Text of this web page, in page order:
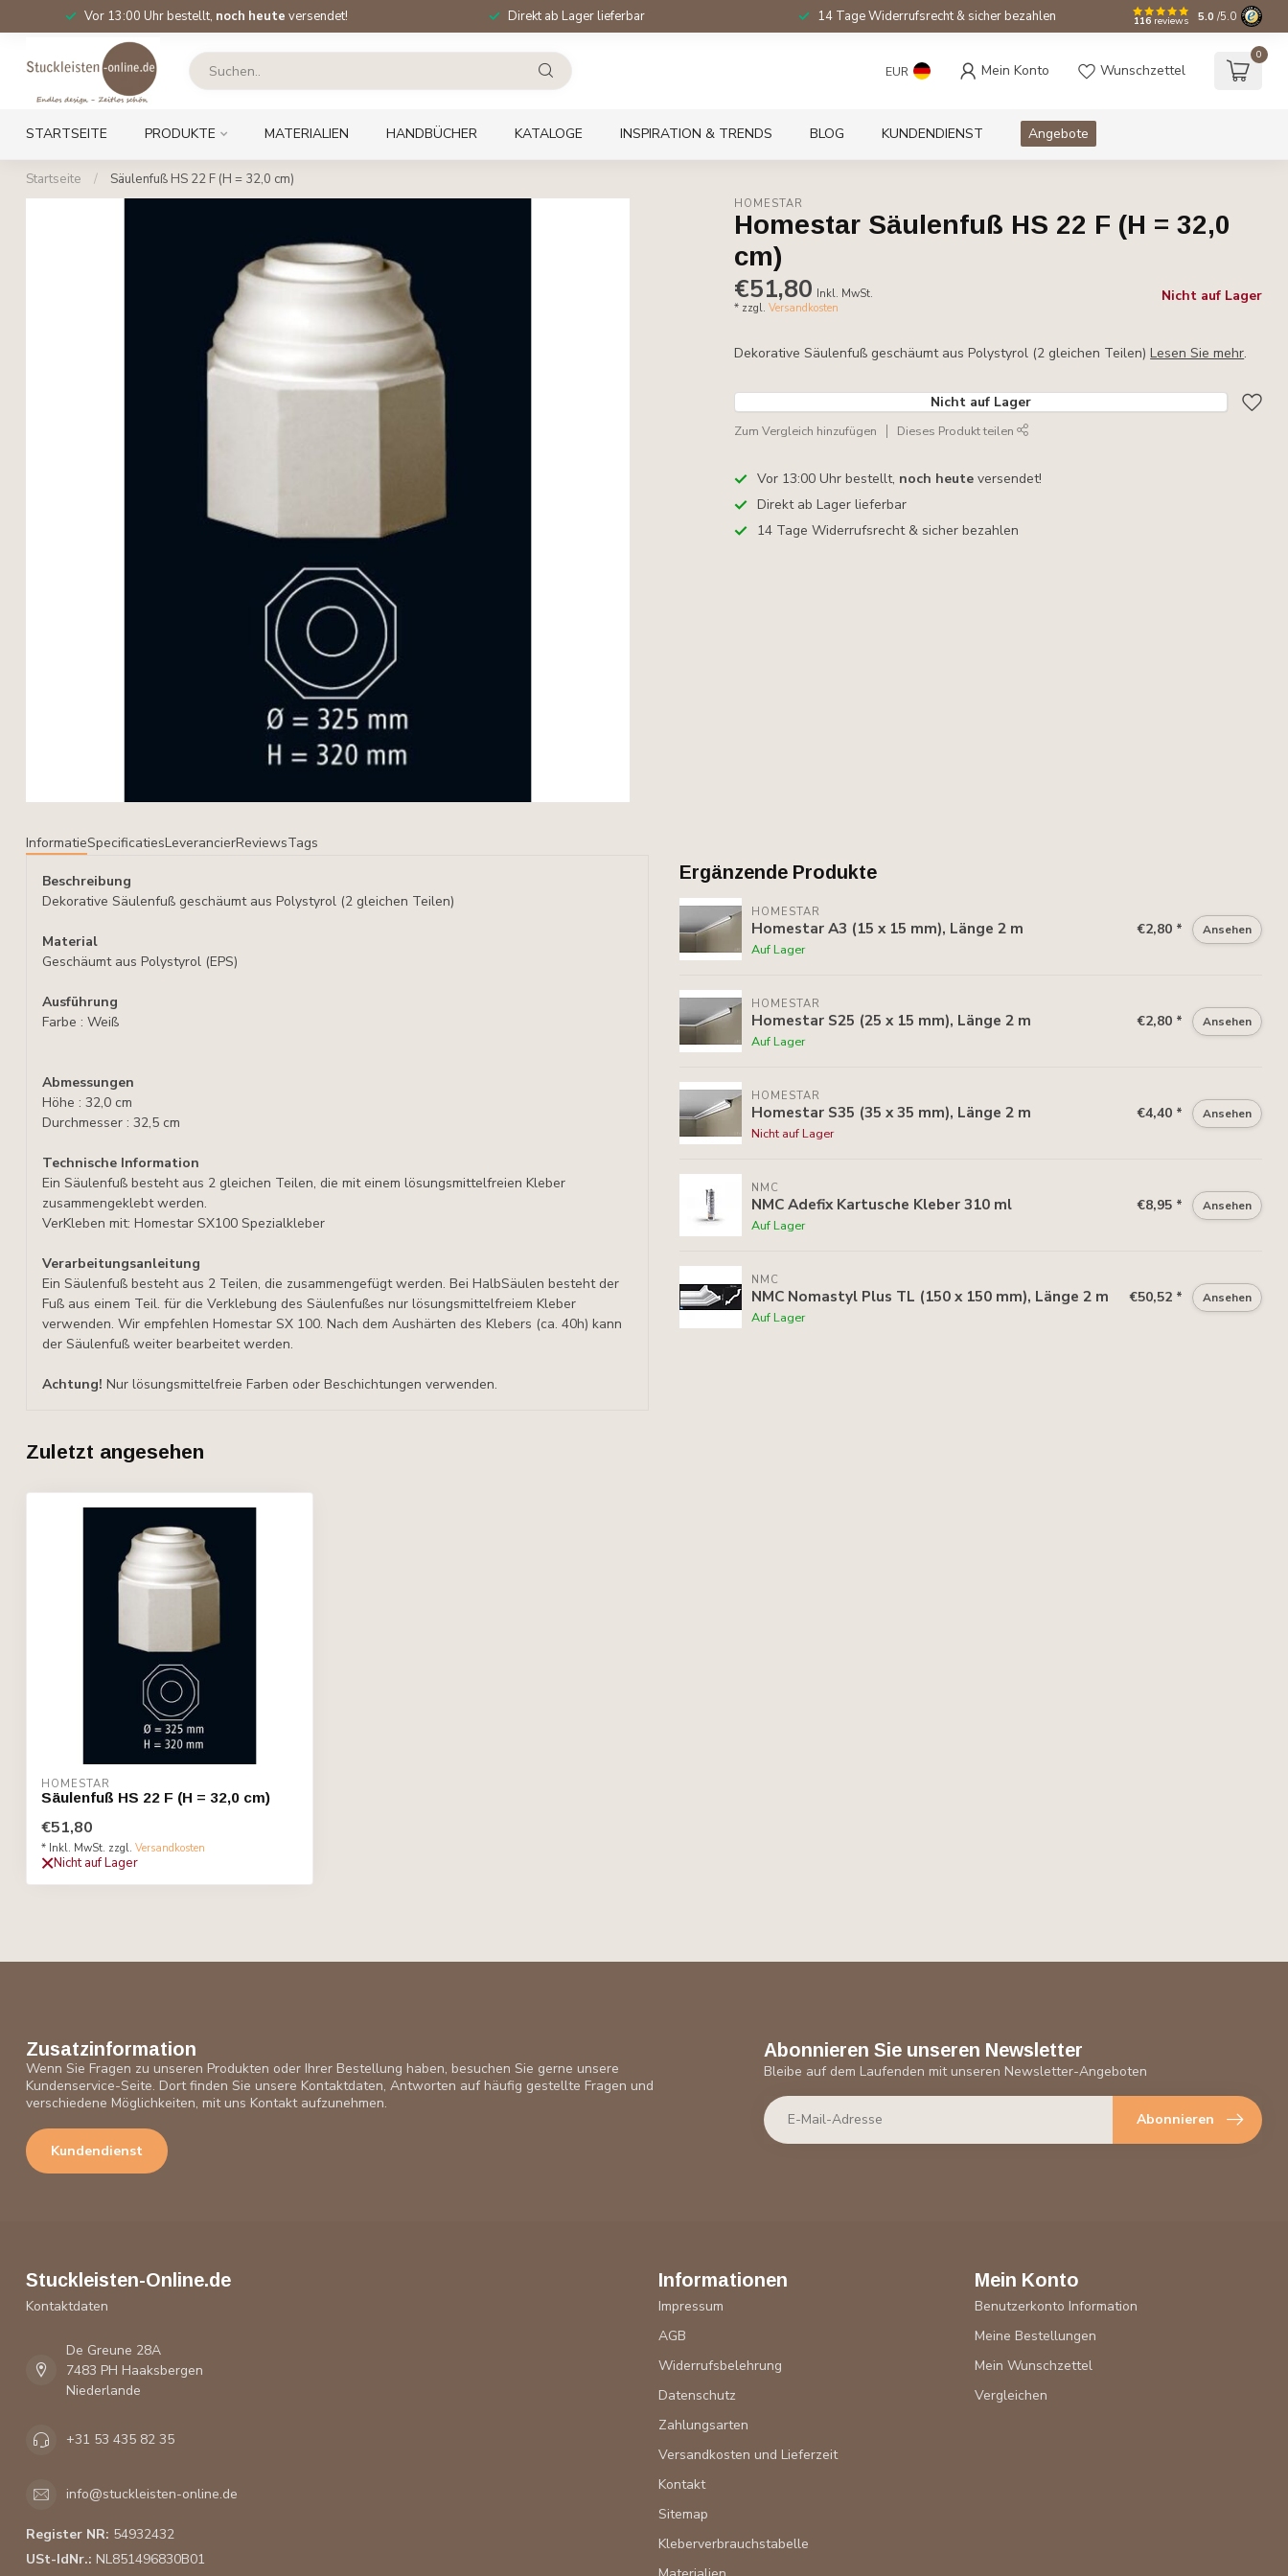
Vor 13:00 Uhr bestellt, noch heute versendet! Direkt ab Lager lieferbar 14 Tage Widerrufsrecht & sicher bezahlen 116 reviews 5.0 /5.0
EUR Mein Konto Wunschzettel
0
STARTSEITE PRODUKTE MATERIALIEN HANDBÜCHER KATALOGE INSPIRATION & TRENDS BLOG KUNDENDIENST Angebote
Startseite / Säulenfuß HS 22 F (H = 32,0 cm)
HOMESTAR
Homestar Säulenfuß HS 22 F (H = 32,0
cm)
€51,80 Inkl. MwSt.
* zzgl.Versandkosten
Nicht auf Lager
Dekorative Säulenfuß geschäumt aus Polystyrol (2 gleichen Teilen)Lesen Sie mehr.
Nicht auf Lager
Zum Vergleich hinzufügen Dieses Produkt teilen
Vor 13:00 Uhr bestellt, noch heute versendet!
Direkt ab Lager lieferbar
14 Tage Widerrufsrecht & sicher bezahlen
InformatieSpecificatiesLeverancierReviewsTags
Beschreibung
Dekorative Säulenfuß geschäumt aus Polystyrol (2 gleichen Teilen)
Material
Geschäumt aus Polystyrol (EPS)
Ausführung
Farbe : Weiß
Abmessungen
Höhe : 32,0 cm
Durchmesser : 32,5 cm
Technische Information
Ein Säulenfuß besteht aus 2 gleichen Teilen, die mit einem lösungsmittelfreien Kleber
zusammengeklebt werden.
VerKleben mit: Homestar SX100 Spezialkleber
Verarbeitungsanleitung
Ein Säulenfuß besteht aus 2 Teilen, die zusammengefügt werden. Bei HalbSäulen besteht der
Fuß aus einem Teil. für die Verklebung des Säulenfußes nur lösungsmittelfreiem Kleber
verwenden. Wir empfehlen Homestar SX 100. Nach dem Aushärten des Klebers (ca. 40h) kann
der Säulenfuß weiter bearbeitet werden.
Achtung! Nur lösungsmittelfreie Farben oder Beschichtungen verwenden.
Ergänzende Produkte
HOMESTAR
Homestar A3 (15 x 15 mm), Länge 2 m
Auf Lager
€2,80 * Ansehen
HOMESTAR
Homestar S25 (25 x 15 mm), Länge 2 m
Auf Lager
€2,80 * Ansehen
HOMESTAR
Homestar S35 (35 x 35 mm), Länge 2 m
Nicht auf Lager
€4,40 * Ansehen
NMC
NMC Adefix Kartusche Kleber 310 ml
Auf Lager
€8,95 * Ansehen
NMC
NMC Nomastyl Plus TL (150 x 150 mm), Länge 2 m
Auf Lager
€50,52 * Ansehen
Zuletzt angesehen
HOMESTAR
Säulenfuß HS 22 F (H = 32,0 cm)
€51,80
* Inkl. MwSt. zzgl. Versandkosten
Nicht auf Lager
Zusatzinformation
Wenn Sie Fragen zu unseren Produkten oder Ihrer Bestellung haben, besuchen Sie gerne unsere
Kundenservice-Seite. Dort finden Sie unsere Kontaktdaten, Antworten auf häufig gestellte Fragen und
verschiedene Möglichkeiten, mit uns Kontakt aufzunehmen.
Kundendienst
Abonnieren Sie unseren Newsletter
Bleibe auf dem Laufenden mit unseren Newsletter-Angeboten
Abonnieren
Stuckleisten-Online.de
Kontaktdaten
De Greune 28A
7483 PH Haaksbergen
Niederlande
+31 53 435 82 35
info@stuckleisten-online.de
Register NR: 54932432
USt-IdNr.: NL851496830B01
Informationen
Impressum
AGB
Widerrufsbelehrung
Datenschutz
Zahlungsarten
Versandkosten und Lieferzeit
Kontakt
Sitemap
Kleberverbrauchstabelle
Mein Konto
Benutzerkonto Information
Meine Bestellungen
Mein Wunschzettel
Vergleichen